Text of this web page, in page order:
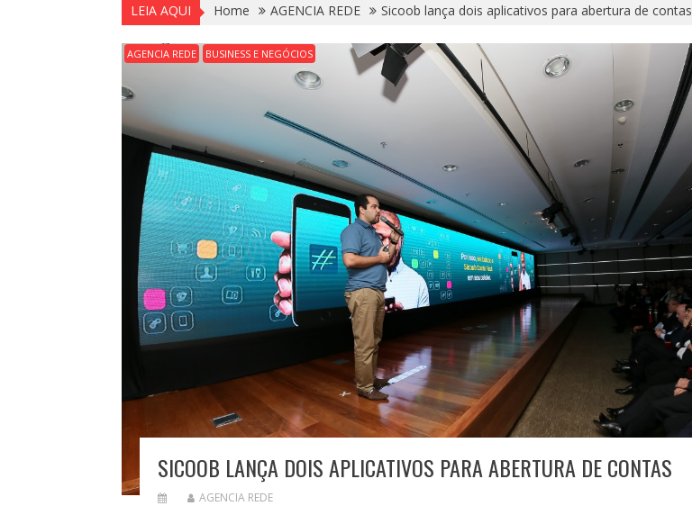
LEIA AQUI Home AGENCIA REDE Sicoob lança dois aplicativos para abertura de contas
AGENCIA REDE BUSINESS E NEGÓCIOS
SICOOB LANÇA DOIS APLICATIVOS PARA ABERTURA DE CONTAS
AGENCIA REDE